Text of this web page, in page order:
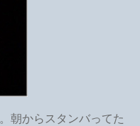
朝からスタンバってた